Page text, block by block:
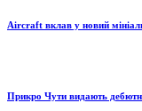
Aircraft вклав у новий
Прикро Чути видають